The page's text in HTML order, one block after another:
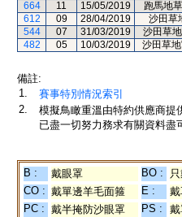
664
11 15/05/2019 跑馬地
612
09 28/04/2019 沙田草
544
07 31/03/2019 沙田草
482
05 10/03/2019 沙田草
備註:
1.
賽事特別情況索引
2.
模擬鳥瞰重溫由特約供應商提
已盡一切努力務求有關資料
B : 戴眼罩 BO :
CO : 戴單邊羊毛面箍 E :
PC : 戴半掩防沙眼罩 PS :